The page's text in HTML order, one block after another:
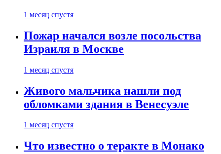
1 месяц спустя
Пожар начался возле посольства
Израиля в Москве
1 месяц спустя
Живого мальчика нашли под
обломками здания в Венесуэле
1 месяц спустя
Что известно о теракте в Монако